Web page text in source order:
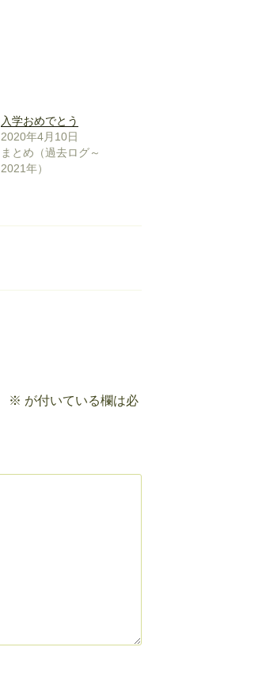
入学おめでとう
2020年4月10日
まとめ（過去ログ～
2021年）
※ が付いている欄は必